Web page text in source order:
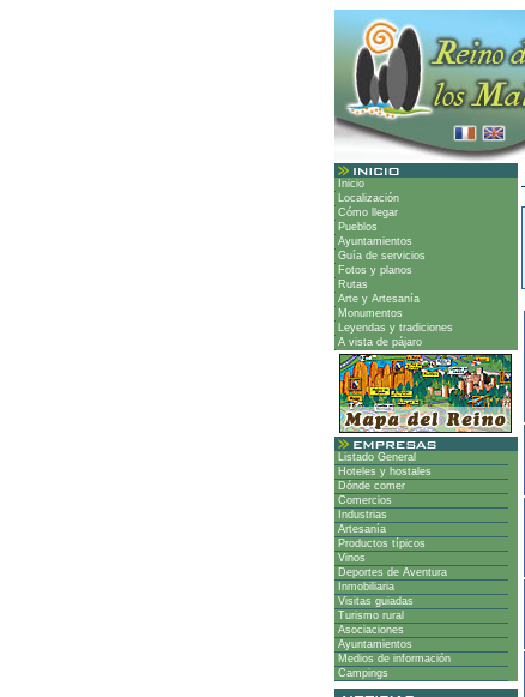
Inicio
Localización
Cómo llegar
Pueblos
Ayuntamientos
Guía de servicios
Fotos y planos
Rutas
Arte y Artesanía
Monumentos
Leyendas y tradiciones
A vista de pájaro
Listado General
Hoteles y hostales
Dónde comer
Comercios
Industrias
Artesanía
Productos típicos
Vinos
Deportes de Aventura
Inmobiliaria
Visitas guiadas
Turismo rural
Asociaciones
Ayuntamientos
Medios de información
Campings